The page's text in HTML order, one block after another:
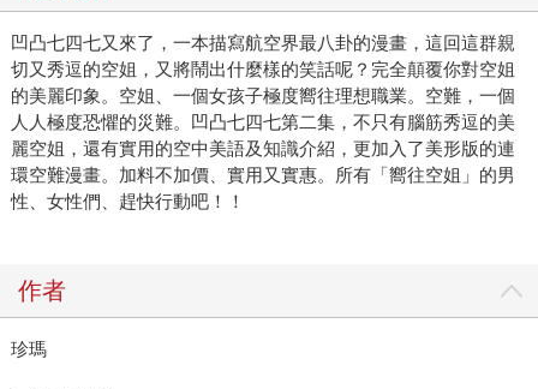
凹凸七四七又來了，一本描寫航空界最八卦的漫畫，這回這群親
切又秀逗的空姐，又將鬧出什麼樣的笑話呢？完全顛覆你對空姐
的美麗印象。空姐、一個女孩子極度嚮往理想職業。空難，一個
人人極度恐懼的災難。凹凸七四七第二集，不只有腦筋秀逗的美
麗空姐，還有實用的空中美語及知識介紹，更加入了美形版的連
環空難漫畫。加料不加價、實用又實惠。所有「嚮往空姐」的男
性、女性們、趕快行動吧！！
作者
珍瑪